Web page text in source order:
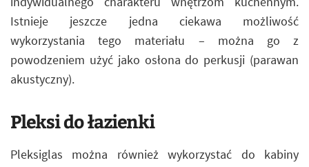
Istnieje jeszcze jedna ciekawa możliwość
wykorzystania tego materiału – można go z
powodzeniem użyć jako osłona do perkusji (parawan
akustyczny).
Pleksi do łazienki
Pleksiglas można również wykorzystać do kabiny